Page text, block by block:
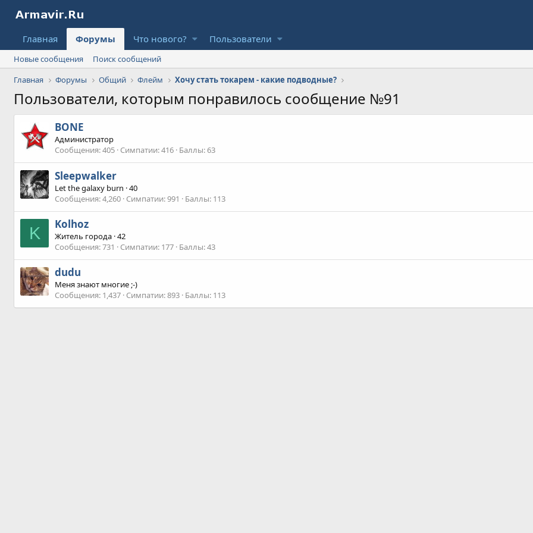
Главная Форумы Что нового? Пользователи
Новые сообщения
Поиск сообщений
Главная
Форумы Общий Флейм Хочу стать токарем - какие подводные?
Пользователи, которым понравилось сообщение №91
BONE
Администратор
Сообщения 405 Симпатии 416 Баллы 63
Sleepwalker
Let the galaxy burn ·40
Сообщения 4,260 Симпатии 991 Баллы 113
K Kolhoz
Житель города ·42
Сообщения 731 Симпатии 177 Баллы 43
dudu
Меня знают многие ;-)
Сообщения 1,437 Симпатии 893 Баллы 113